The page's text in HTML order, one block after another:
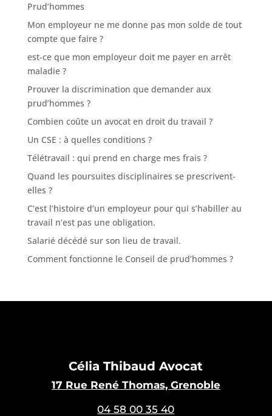
Prud’hommes
Mon employeur ne me donne pas mon solde de tout
compte que faire ?
est-ce que mon employeur doit me payer en arrêt
maladie ?
Prouver la discrimination que demander aux
prud’hommes ?
Combien coûte un avocat en droit du travail ?
Un CSE : à quelles conditions ?
Télétravail : qui prend en charge mes frais ?
Quand les poursuites disciplinaires se prescrivent-
elles ?
C’est l’histoire d’un employeur pour qui s’habiller au
travail n’est pas une obligation.
Salarié décédé sur son lieu de travail.
Comment fonctionne le Conseil de prud’hommes ?
Célia Thibaud Avocat
17 Rue René Thomas, Grenoble
04 58 00 35 40